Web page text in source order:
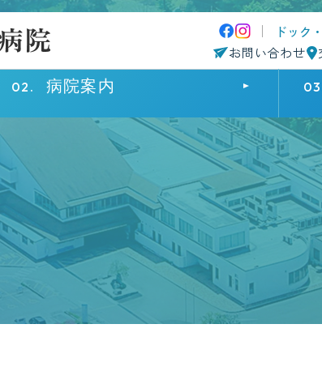
ドック
お問い合わせ
来院・入院の方へ
外来受診
診療
入院・面会
患者
病院案内
病院案内
院長挨拶
病院
理念・基本方針
施設
認定施設・一覧
在宅
患者さまの権利に関する病院宣言
個人
医療関係の方へ
患者さまのご紹介について
診療
採用情報